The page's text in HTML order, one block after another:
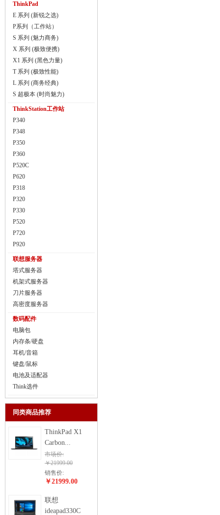
ThinkPad
E 系列 (新锐之选)
P系列（工作站）
S 系列 (魅力商务)
X 系列 (极致便携)
X1 系列 (黑色力量)
T 系列 (极致性能)
L 系列 (商务经典)
S 超极本 (时尚魅力)
ThinkStation工作站
P340
P348
P350
P360
P520C
P620
P318
P320
P330
P520
P720
P920
联想服务器
塔式服务器
机架式服务器
刀片服务器
高密度服务器
数码配件
电脑包
内存条/硬盘
耳机/音箱
键盘/鼠标
电池及适配器
Think选件
同类商品推荐
ThinkPad X1
Carbon...
市场价:
￥21999.00
销售价:
￥21999.00
联想
ideapad330C